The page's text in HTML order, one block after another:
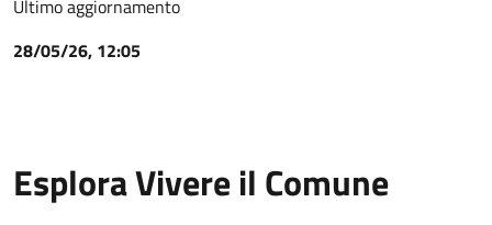
Ultimo aggiornamento
28/05/26, 12:05
Esplora Vivere il Comune